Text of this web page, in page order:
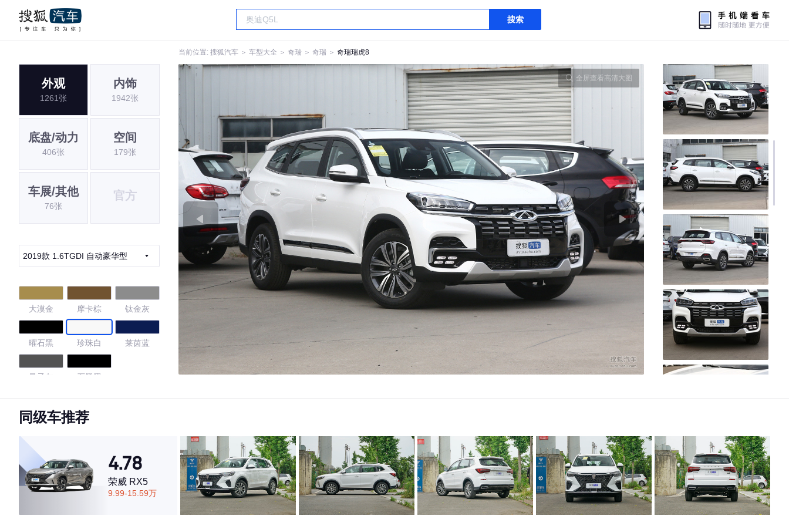
搜索
当前位置: 搜狐汽车 ＞ 车型大全 ＞ 奇瑞 ＞ 奇瑞 ＞ 奇瑞瑞虎8
外观
1261张
内饰
1942张
底盘/动力
406张
空间
179张
车展/其他
76张
官方
2019款 1.6TGDI 自动豪华型
大漠金 摩卡棕 钛金灰
曜石黑 珍珠白 莱茵蓝
量子灰 石墨黑
4.74
·外观表现一般，低于54%同级车
·内饰表现较为优秀，优于77%同级车
·空间表现较为优秀，优于75%同级车
全屏查看高清大图
同级车推荐
4.78
荣威 RX5
9.99-15.59万